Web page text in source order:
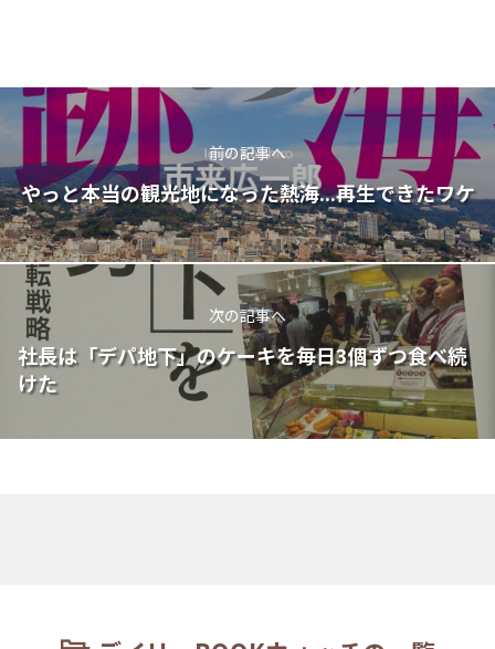
前の記事へ
やっと本当の観光地になった熱海...再生できたワケ
次の記事へ
社長は「デパ地下」のケーキを毎日3個ずつ食べ続
けた